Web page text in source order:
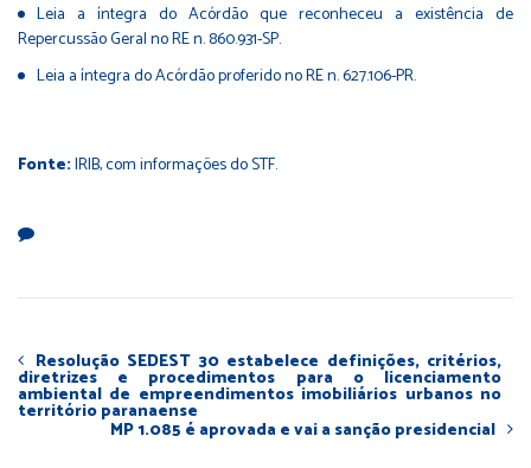
Leia a íntegra do Acórdão que reconheceu a existência de
Repercussão Geral no RE n. 860.931-SP.
Leia a íntegra doAcórdão proferido no RE n. 627.106-PR.
Fonte:IRIB, com informações do STF.
Resolução SEDEST 30 estabelece definições, critérios,
diretrizes e procedimentos para o licenciamento
ambiental de empreendimentos imobiliários urbanos no
território paranaense
MP 1.085 é aprovada e vai a sanção presidencial